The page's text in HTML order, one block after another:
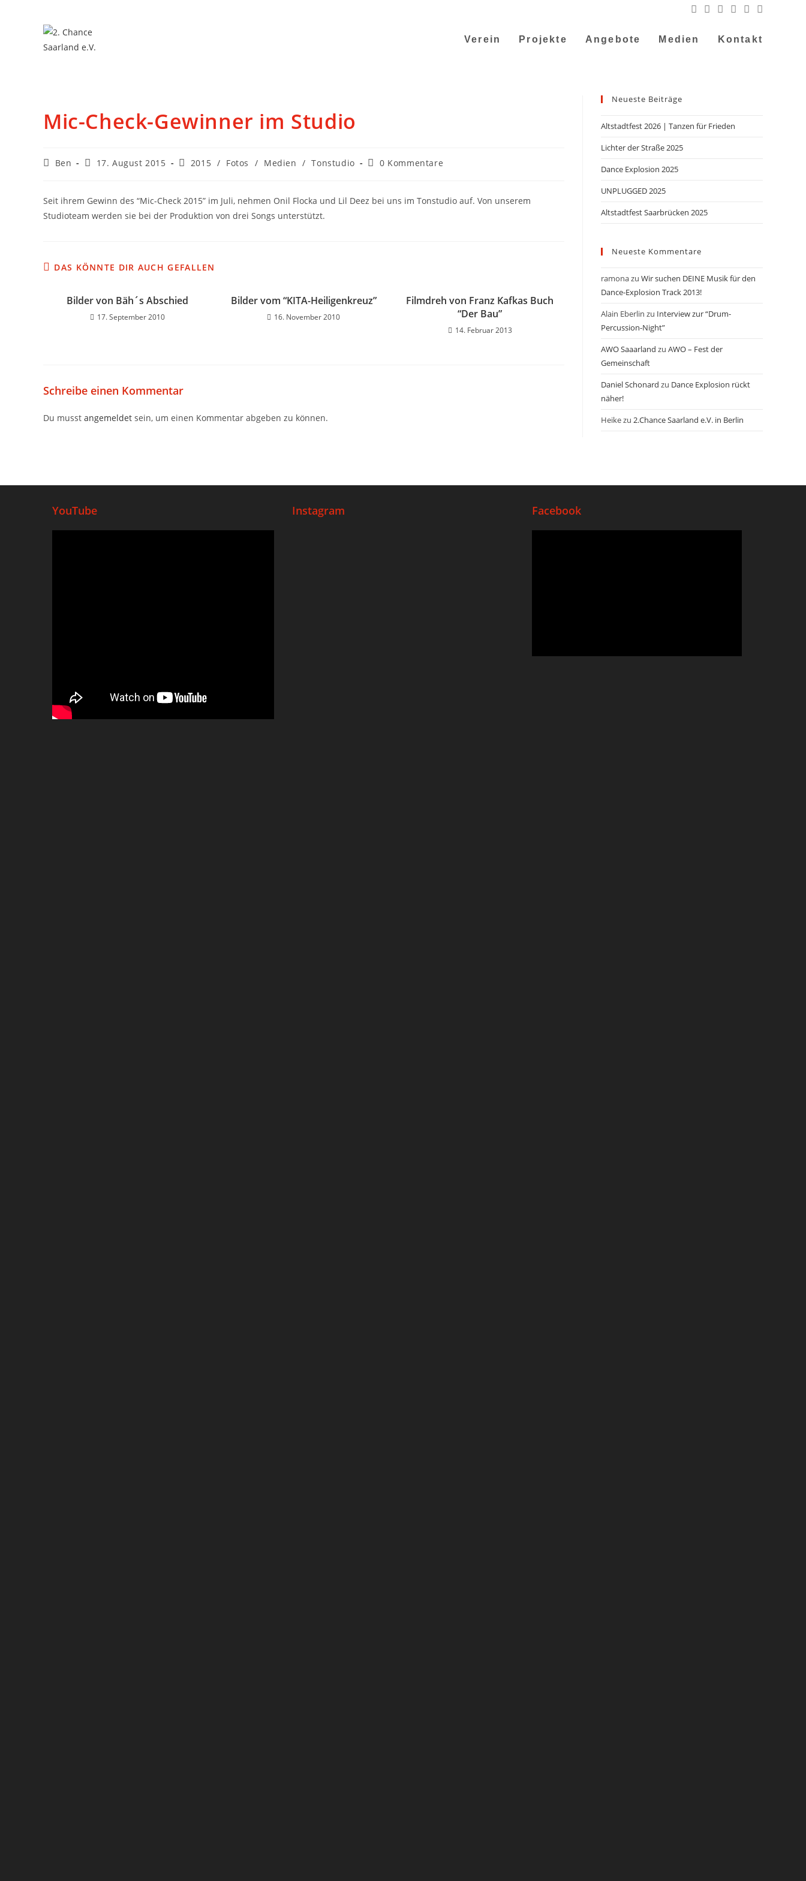
Verein Projekte Angebote Medien Kontakt
Mic-Check-Gewinner im Studio
Ben 17. August 2015 2015 / Fotos / Medien / Tonstudio 0 Kommentare
Seit ihrem Gewinn des “Mic-Check 2015” im Juli, nehmen Onil Flocka und Lil Deez bei uns im Tonstudio auf. Von unserem
Studioteam werden sie bei der Produktion von drei Songs unterstützt.
DAS KÖNNTE DIR AUCH GEFALLEN
Bilder von Bäh´s Abschied
17. September 2010
Bilder vom “KITA-Heiligenkreuz”
16. November 2010
Filmdreh von Franz Kafkas Buch
“Der Bau”
14. Februar 2013
Schreibe einen Kommentar
Du musst angemeldet sein, um einen Kommentar abgeben zu können.
Neueste Beiträge
Altstadtfest 2026 | Tanzen für Frieden
Lichter der Straße 2025
Dance Explosion 2025
UNPLUGGED 2025
Altstadtfest Saarbrücken 2025
Neueste Kommentare
ramonazu Wir suchen DEINE Musik für den
Dance-Explosion Track 2013!
Alain Eberlin zu Interview zur “Drum-
Percussion-Night”
AWO Saaarland zu AWO – Fest der
Gemeinschaft
Daniel Schonard zu Dance Explosion rückt
näher!
Heikezu 2.Chance Saarland e.V. in Berlin
YouTube Instagram Facebook